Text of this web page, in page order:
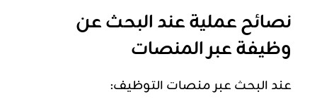
نصائح عملية عند البحث عن
وظيفة عبر المنصات
عند البحث عبر منصات التوظيف: